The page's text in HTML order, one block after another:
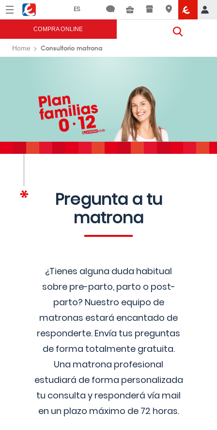
Menú Eroski
COMPRA ONLINE
Home Consultorio matrona
Pregunta a tu
matrona
¿Tienes alguna duda habitual
sobre pre-parto, parto o post-
parto? Nuestro equipo de
matronas estará encantado de
responderte. Envía tus preguntas
de forma totalmente gratuita.
Una matrona profesional
estudiará de forma personalizada
tu consulta y responderá vía mail
en un plazo máximo de 72 horas.